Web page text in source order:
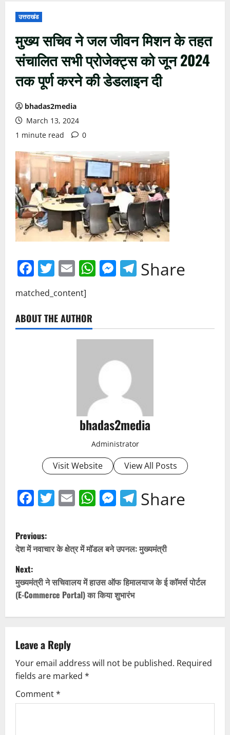
उत्तराखंड
मुख्य सचिव ने जल जीवन मिशन के तहत
संचालित सभी प्रोजेक्ट्स को जून 2024
तक पूर्ण करने की डेडलाइन दी
bhadas2media
March 13, 2024
1 minute read
0
Facebook
Twitter
EmailWhatsApp
Messenger
Telegram
Share
matched_content]
ABOUT THE AUTHOR
bhadas2media
Administrator
Visit Website View All Posts
Facebook
Twitter
EmailWhatsApp
Messenger
Telegram
Share
P
o
s
t
n
a
v
i
g
Previous:
देश में नवाचार के क्षेत्र में मॉडल बने उपनल: मुख्यमंत्री
Next:
मुख्यमंत्री ने सचिवालय में हाउस ऑफ हिमालयाज के ई कॉमर्स पोर्टल
(E-Commerce Portal) का किया शुभारंभ
Leave a Reply
Your email address will not be published. Required
fields are marked *
Comment*